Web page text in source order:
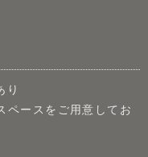
り
ペースをご用意してお